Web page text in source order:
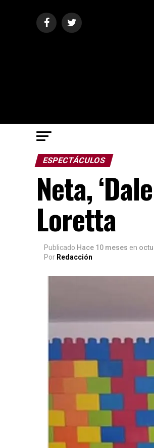
ESPECTÁCULOS
Neta,
Loretta
Publicado Hace 10 meses en
Por Redacción